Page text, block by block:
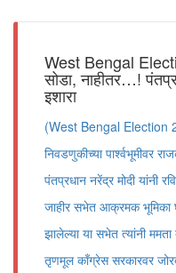
West Bengal
सोडा, नाहीतर…!
इशारा
(West Bengal Election
निवडणुकीच्या पार्श्वभूमीवर
पंतप्रधान नरेंद्र मोदी यांनी
जाहीर सभेत आक्रमक भूमिका
झालेल्या या सभेत त्यांनी
तृणमूल काँग्रेस सरकारवर